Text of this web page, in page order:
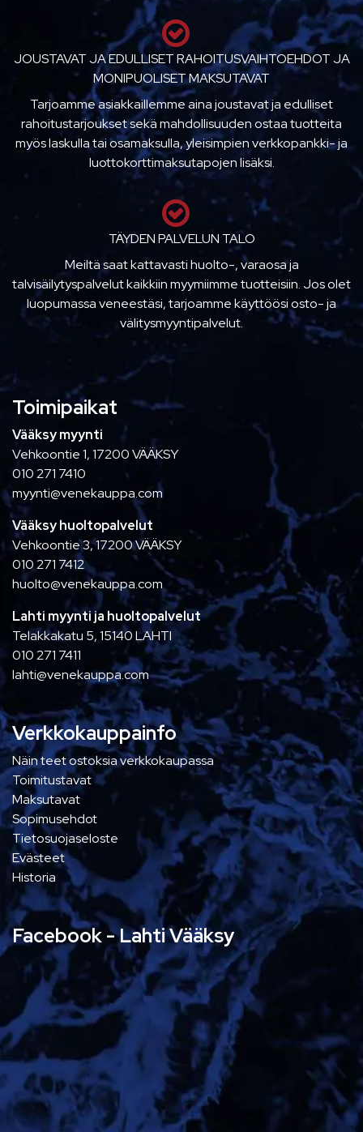
JOUSTAVAT JA EDULLISET RAHOITUSVAIHTOEHDOT JA
MONIPUOLISET MAKSUTAVAT
Tarjoamme asiakkaillemme aina joustavat ja edulliset
rahoitustarjoukset sekä mahdollisuuden ostaa tuotteita
myös laskulla tai osamaksulla, yleisimpien verkkopankki- ja
luottokorttimaksutapojen lisäksi.
TÄYDEN PALVELUN TALO
Meiltä saat kattavasti huolto-, varaosa ja
talvisäilytyspalvelut kaikkiin myymiimme tuotteisiin. Jos olet
luopumassa veneestäsi, tarjoamme käyttöösi osto- ja
välitysmyyntipalvelut.
Toimipaikat
Vääksy myynti
Vehkoontie 1, 17200 VÄÄKSY
010 271 7410
myynti@venekauppa.com
Vääksy huoltopalvelut
Vehkoontie 3, 17200 VÄÄKSY
010 271 7412
huolto@venekauppa.com
Lahti myynti ja huoltopalvelut
Telakkakatu 5, 15140 LAHTI
010 271 7411
lahti@venekauppa.com
Verkkokauppainfo
Näin teet ostoksia verkkokaupassa
Toimitustavat
Maksutavat
Sopimusehdot
Tietosuojaseloste
Evästeet
Historia
Facebook - Lahti Vääksy